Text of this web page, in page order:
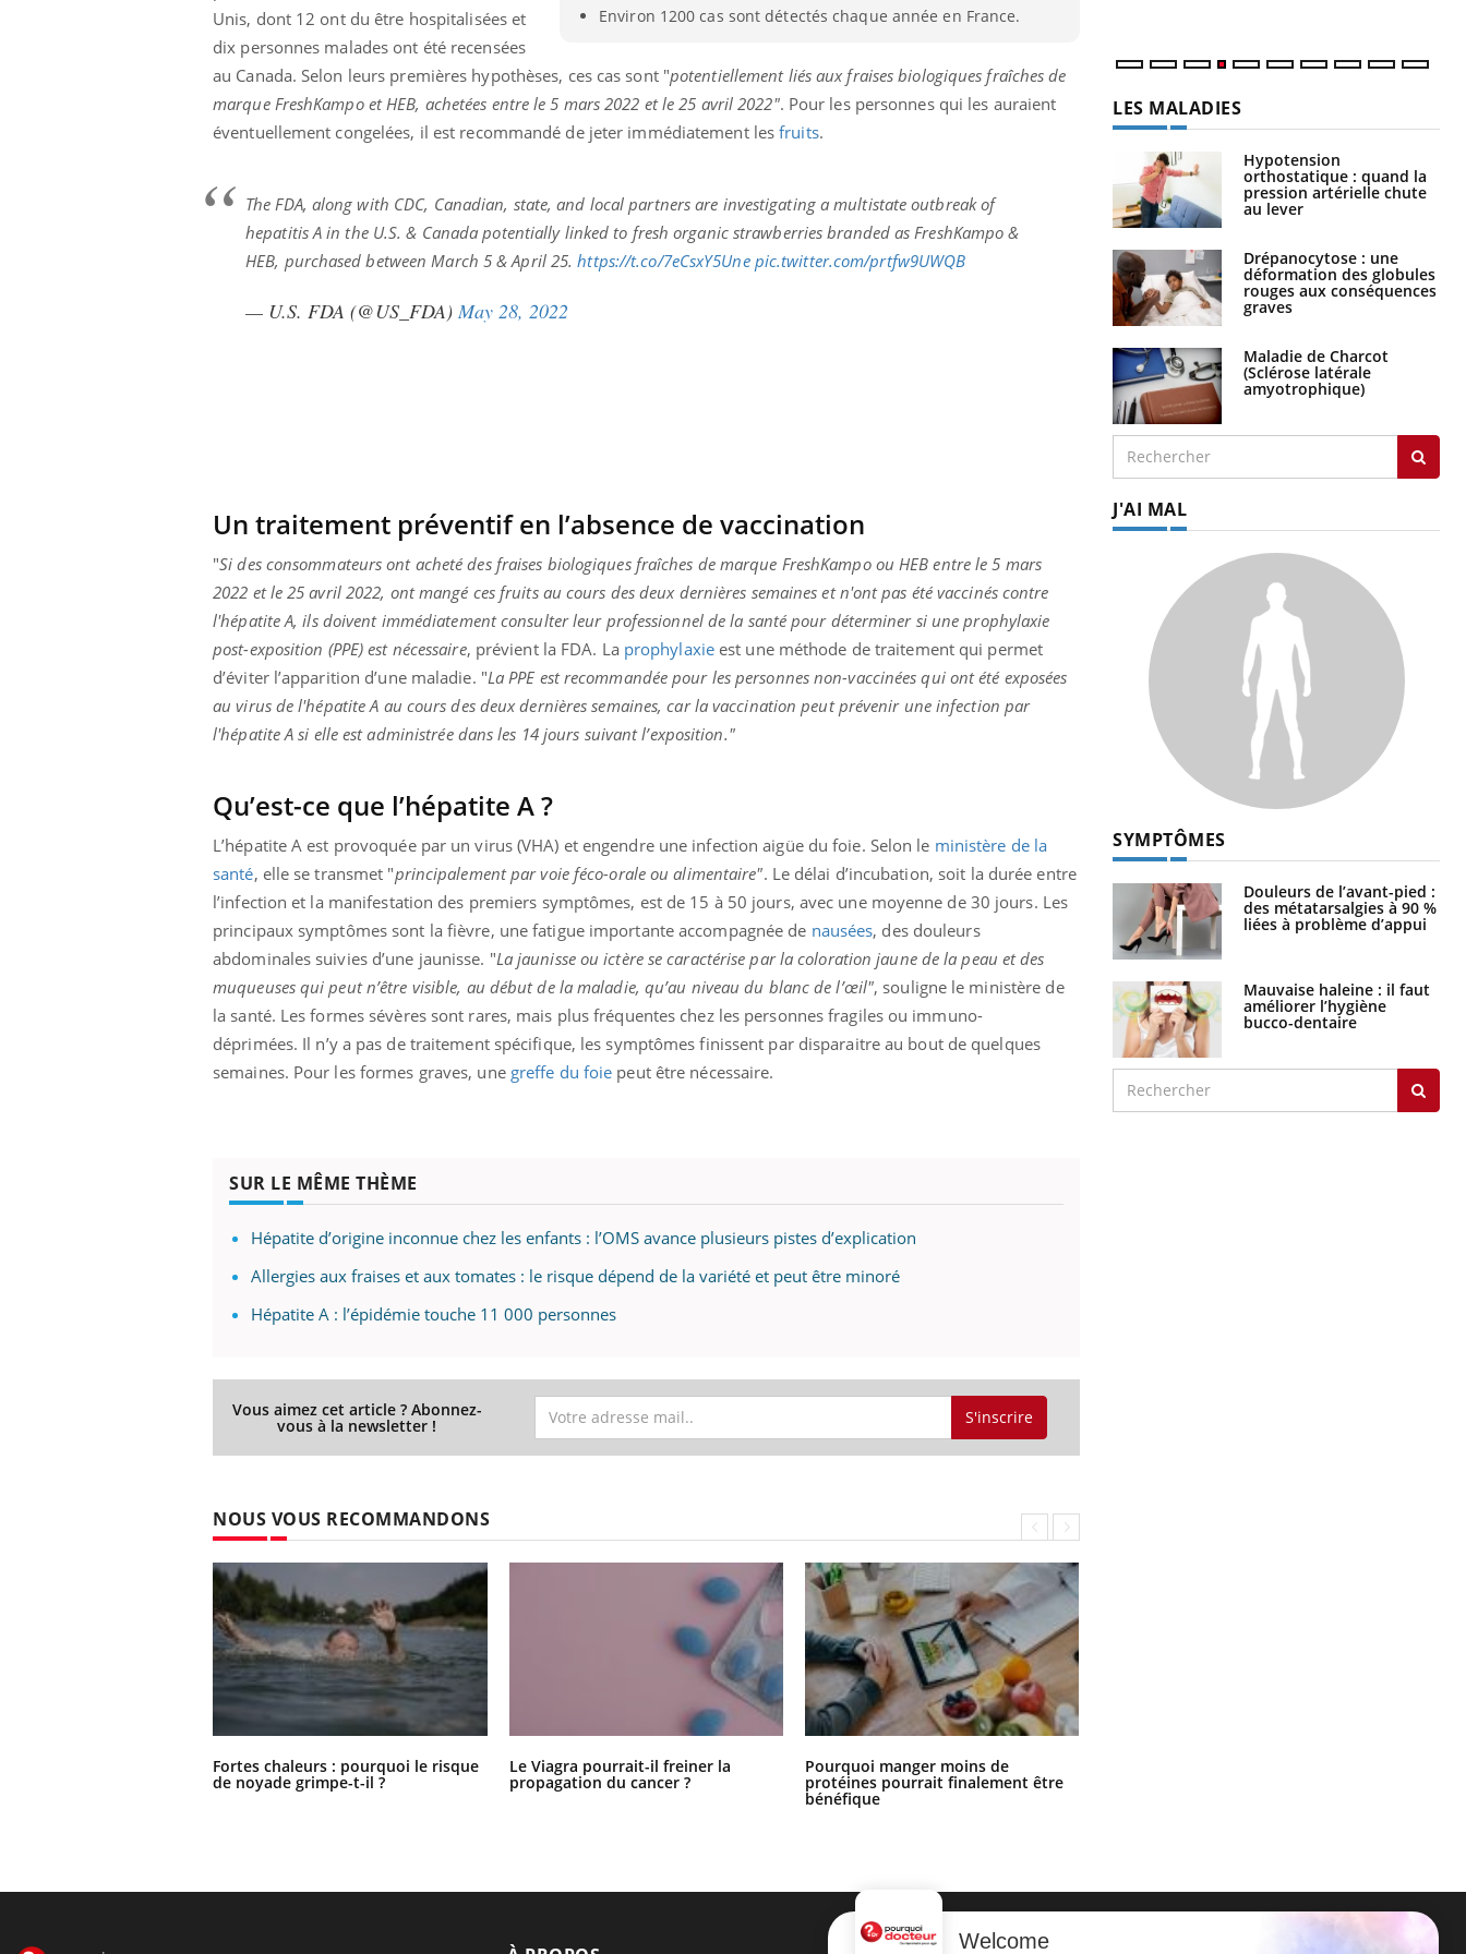
Environ 1200 cas sont détectés chaque année en France.
Unis, dont 12 ont du être hospitalisées et
dix personnes malades ont été recensées
au Canada. Selon leurs premières hypothèses, ces cas sont "potentiellement liés aux fraises biologiques fraîches de
marque FreshKampo et HEB, achetées entre le 5 mars 2022 et le 25 avril 2022". Pour les personnes qui les auraient
éventuellement congelées, il est recommandé de jeter immédiatement lesfruits.
The FDA, along with CDC, Canadian, state, and local partners are investigating a multistate outbreak of
hepatitis A in the U.S. & Canada potentially linked to fresh organic strawberries branded as FreshKampo &
HEB, purchased between March 5 & April 25.https://t.co/7eCsxY5Une pic.twitter.com/prtfw9UWQB
— U.S. FDA (@US_FDA) May 28, 2022
Un traitement préventif en l’absence de vaccination
"Si des consommateurs ont acheté des fraises biologiques fraîches de marque FreshKampo ou HEB entre le 5 mars
2022 et le 25 avril 2022, ont mangé ces fruits au cours des deux dernières semaines et n'ont pas été vaccinés contre
l'hépatite A, ils doivent immédiatement consulter leur professionnel de la santé pour déterminer si une prophylaxie
post-exposition (PPE) est nécessaire, prévient la FDA. La prophylaxieest une méthode de traitement qui permet
d’éviter l’apparition d’une maladie. "La PPE est recommandée pour les personnes non-vaccinées qui ont été exposées
au virus de l'hépatite A au cours des deux dernières semaines, car la vaccination peut prévenir une infection par
l'hépatite A si elle est administrée dans les 14 jours suivant l’exposition."
Qu’est-ce que l’hépatite A ?
L’hépatite A est provoquée par un virus (VHA) et engendre une infection aigüe du foie. Selon le ministère de la
santé, elle se transmet "principalement par voie féco-orale ou alimentaire". Le délai d’incubation, soit la durée entre
l’infection et la manifestation des premiers symptômes, est de 15 à 50 jours, avec une moyenne de 30 jours. Les
principaux symptômes sont la fièvre, une fatigue importante accompagnée de nausées, des douleurs
abdominales suivies d’une jaunisse. "La jaunisse ou ictère se caractérise par la coloration jaune de la peau et des
muqueuses qui peut n’être visible, au début de la maladie, qu’au niveau du blanc de l’œil", souligne le ministère de
la santé. Les formes sévères sont rares, mais plus fréquentes chez les personnes fragiles ou immuno-
déprimées. Il n’y a pas de traitement spécifique, les symptômes finissent par disparaitre au bout de quelques
semaines. Pour les formes graves, une greffe du foie peut être nécessaire.
SUR LE MÊME THÈME
Hépatite d’origine inconnue chez les enfants : l’OMS avance plusieurs pistes d’explication
Allergies aux fraises et aux tomates : le risque dépend de la variété et peut être minoré
Hépatite A : l’épidémie touche 11 000 personnes
Vous aimez cet article ? Abonnez-
vous à la newsletter ! S'inscrire
NOUS VOUS RECOMMANDONS
Fortes chaleurs : pourquoi le risque
de noyade grimpe-t-il ?
Le Viagra pourrait-il freiner la
propagation du cancer ?
Pourquoi manger moins de
protéines pourrait finalement être
bénéfique
LES MALADIES
Hypotension
orthostatique : quand la
pression artérielle chute
au lever
Drépanocytose : une
déformation des globules
rouges aux conséquences
graves
Maladie de Charcot
(Sclérose latérale
amyotrophique)
J'AI MAL
SYMPTÔMES
Douleurs de l’avant-pied :
des métatarsalgies à 90 %
liées à problème d’appui
Mauvaise haleine : il faut
améliorer l’hygiène
bucco-dentaire
Welcome